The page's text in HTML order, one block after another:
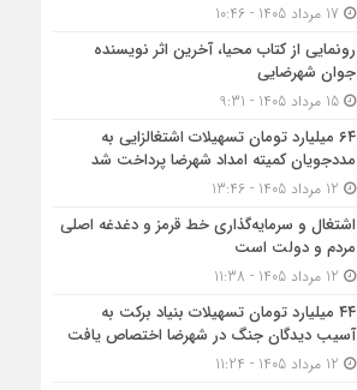
رونمایی از کتاب محیا، آخرین اثر نویسنده
جوان شهرضایی
15 مرداد 1405 - 9:31
۶۴ میلیارد تومان تسهیلات اشتغالزایی به
مددجویان کمیته امداد شهرضا پرداخت شد
اشتغال و سرمایه‌گذاری خط قرمز و دغدغه اصلی
مردم و دولت است
۴۴ میلیارد تومان تسهیلات بنیاد برکت به
آسیب دیدگان جنگ در شهرضا اختصاص یافت